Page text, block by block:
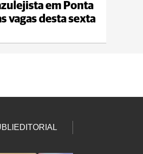
min 19°C
em Ponta
vagas desta sexta